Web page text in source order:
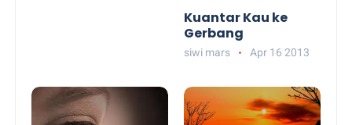
Kuantar Kau ke
Gerbang
siwi mars Apr 16 2013